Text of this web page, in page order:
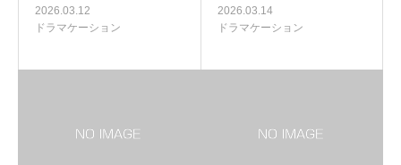
2026.03.12
ドラマケーション
2026.03.14
ドラマケーション